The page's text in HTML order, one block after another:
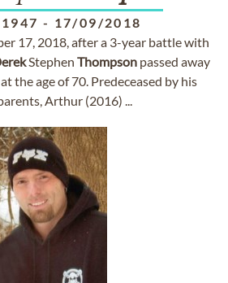
- 17/09/2018
17, 2018, after a 3-year battle with
Stephen Thompson passed away
the age of 70. Predeceased by his
Arthur (2016) ...